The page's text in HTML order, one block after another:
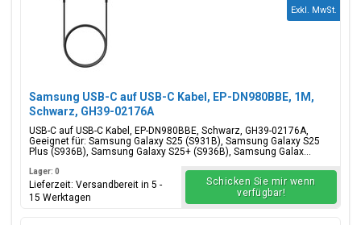
Samsung USB-C auf USB-C Kabel, EP-DN980BBE, 1M,
Schwarz, GH39-02176A
USB-C auf USB-C Kabel, EP-DN980BBE, Schwarz, GH39-02176A,
Geeignet für: Samsung Galaxy S25 (S931B), Samsung Galaxy S25
Plus (S936B), Samsung Galaxy S25+ (S936B), Samsung Galax...
Exkl. MwSt.
Lager: 0
Lieferzeit: Versandbereit in 5 -
15 Werktagen
Schicken Sie mir wenn
verfügbar!